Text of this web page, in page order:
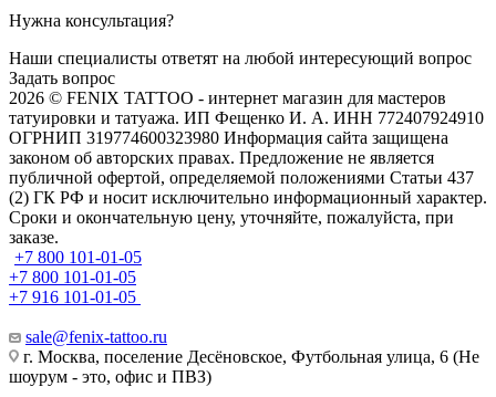
Нужна консультация?
Наши специалисты ответят на любой интересующий вопрос
Задать вопрос
2026 © FENIX TATTOO - интернет магазин для мастеров
татуировки и татуажа. ИП Фещенко И. А. ИНН 772407924910
ОГРНИП 319774600323980 Информация сайта защищена
законом об авторских правах. Предложение не является
публичной офертой, определяемой положениями Статьи 437
(2) ГК РФ и носит исключительно информационный характер.
Сроки и окончательную цену, уточняйте, пожалуйста, при
заказе.
+7 800 101-01-05
+7 800 101-01-05
+7 916 101-01-05
sale@fenix-tattoo.ru
г. Москва, поселение Десёновское, Футбольная улица, 6 (Не
шоурум - это, офис и ПВЗ)